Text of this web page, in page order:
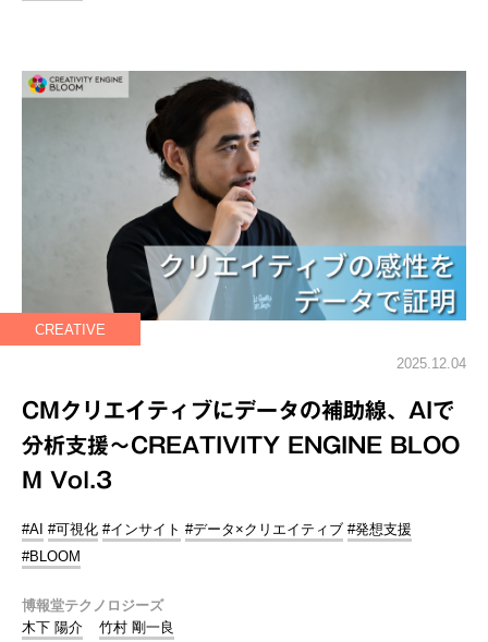
CREATIVE
2025.12.04
CMクリエイティブにデータの補助線、AIで
分析支援～CREATIVITY ENGINE BLOO
M Vol.3
#AI #可視化 #インサイト #データ×クリエイティブ #発想支援
#BLOOM
博報堂テクノロジーズ
木下 陽介
竹村 剛一良